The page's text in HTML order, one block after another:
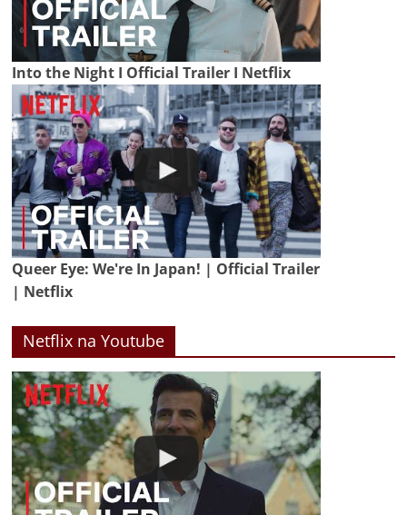
Into the Night I Official Trailer I Netflix
Queer Eye: We're In Japan! | Official Trailer
| Netflix
Netflix na Youtube